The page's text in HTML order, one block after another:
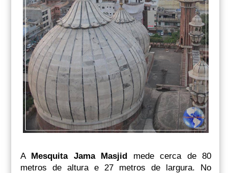
A Mesquita Jama Masjid mede cerca de 80
metros de altura e 27 metros de largura. No